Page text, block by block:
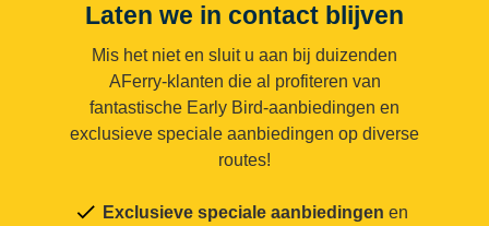
Laten we in contact blijven
Mis het niet en sluit u aan bij duizenden
AFerry-klanten die al profiteren van
fantastische Early Bird-aanbiedingen en
exclusieve speciale aanbiedingen op diverse
routes!
Exclusieve speciale aanbiedingen en